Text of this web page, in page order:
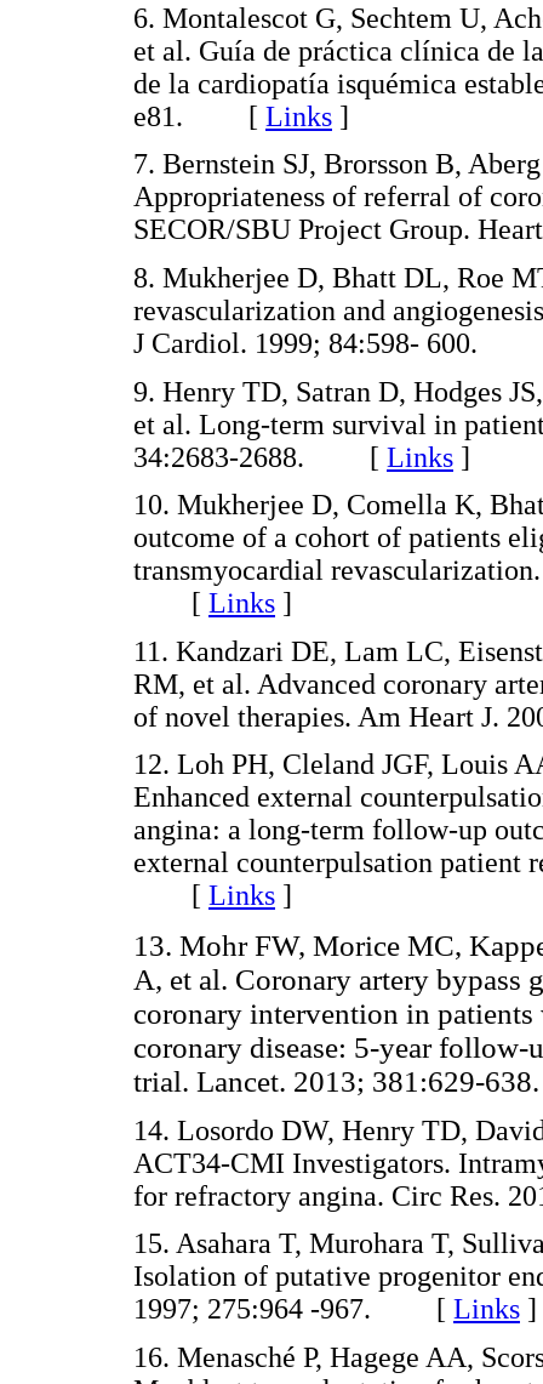
6. Montalescot G, Sechtem U,
et al. Guía de práctica clínica de
de la cardiopatía isquémica
e81. [ Links ]
7. Bernstein SJ, Brorsson B,
Appropriateness of referral of
SECOR/SBU Project Group.
8. Mukherjee D, Bhatt DL, Roe
revascularization and
J Cardiol. 1999; 84:598-
9. Henry TD, Satran D, Hodges
et al. Long-term survival in
34:2683-2688. [ Links ]
10. Mukherjee D, Comella K,
outcome of a cohort of patients
transmyocardial
[ Links ]
11. Kandzari DE, Lam LC,
RM, et al. Advanced coronary
of novel therapies. Am Heart
12. Loh PH, Cleland JGF, Louis
Enhanced external
angina: a long-term follow-up
external counterpulsation patient
[ Links ]
13. Mohr FW, Morice MC,
A, et al. Coronary artery bypass
coronary intervention in patients
coronary disease: 5-year
trial. Lancet. 2013;
14. Losordo DW, Henry TD,
ACT34-CMI Investigators.
for refractory angina. Circ
15. Asahara T, Murohara T,
Isolation of putative progenitor
1997; 275:964 -967. [ Links ]
16. Menasché P, Hagege AA,